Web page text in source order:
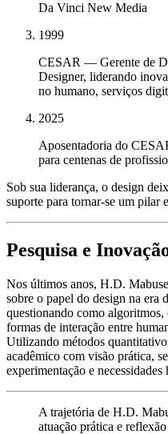
Da Vinci New Media
1999
CESAR — Gerente de
Designer, liderando
no humano, serviços
2025
Aposentadoria do
para centenas de
Sob sua liderança, o design
suporte para tornar-se um pilar
Pesquisa e
Nos últimos anos, H.D.
sobre o papel do design na
questionando como
formas de interação entre
Utilizando métodos
acadêmico com visão prática,
experimentação e necessidades
A trajetória de H.D.
atuação prática e